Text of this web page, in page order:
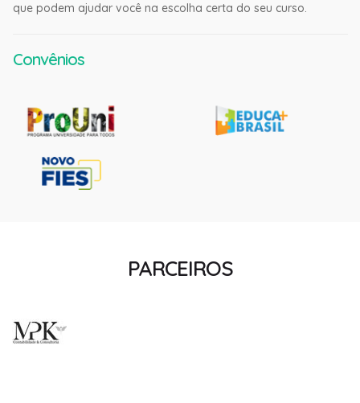
que podem ajudar você na escolha certa do seu curso.
Convênios
PARCEIROS